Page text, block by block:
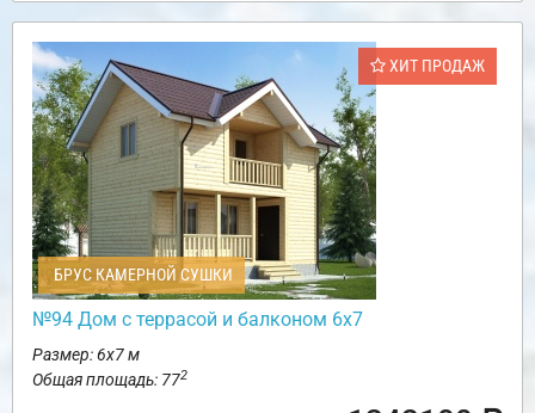
ХИТ ПРОДАЖ
БРУС КАМЕРНОЙ СУШКИ
№94 Дом с террасой и балконом 6х7
Размер: 6х7 м
Общая площадь: 772